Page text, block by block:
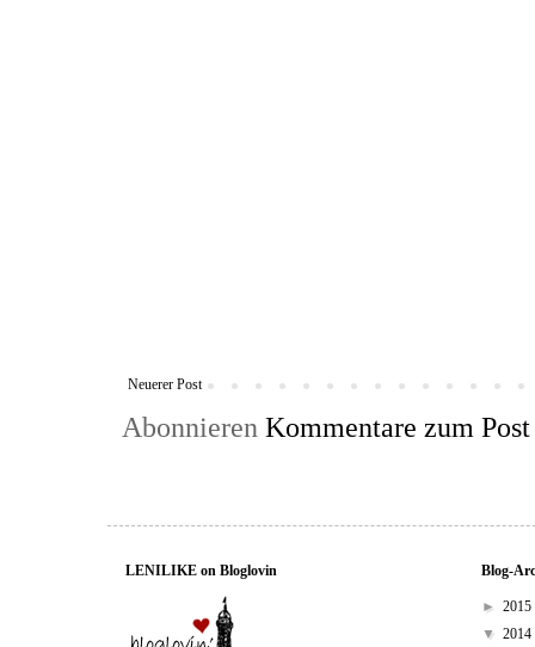
Neuerer Post
Abonnieren Kommentare zum
LENILIKE on Bloglovin Blog-
► 2015
▼ 2014